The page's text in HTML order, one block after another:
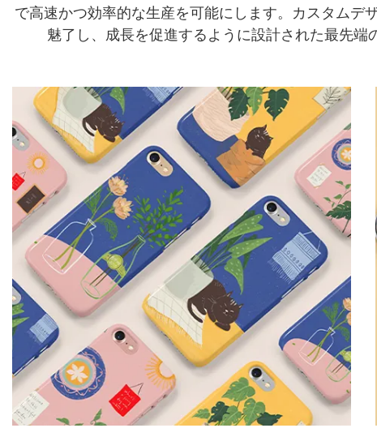
で高速かつ効率的な生産を可能にします。カスタムデ
魅了し、成長を促進するように設計された最先端